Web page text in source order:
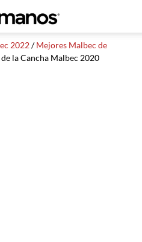
2022/Mejores Malbec de
la Cancha Malbec 2020